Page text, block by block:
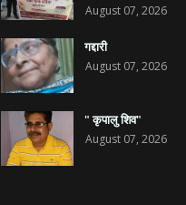
August 07, 2026
गद्दारी
August 07, 2026
" कृपालु शिव"
August 07, 2026